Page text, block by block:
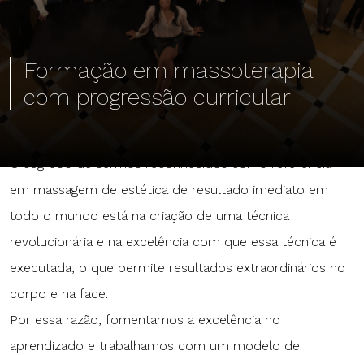
Formação em massoterapia
com progressão curricular
O segredo de sermos reconhecidos como referência
em massagem de estética de resultado imediato em
todo o mundo está na criação de uma técnica
revolucionária e na excelência com que essa técnica é
executada, o que permite resultados extraordinários no
corpo e na face.
Por essa razão, fomentamos a excelência no
aprendizado e trabalhamos com um modelo de